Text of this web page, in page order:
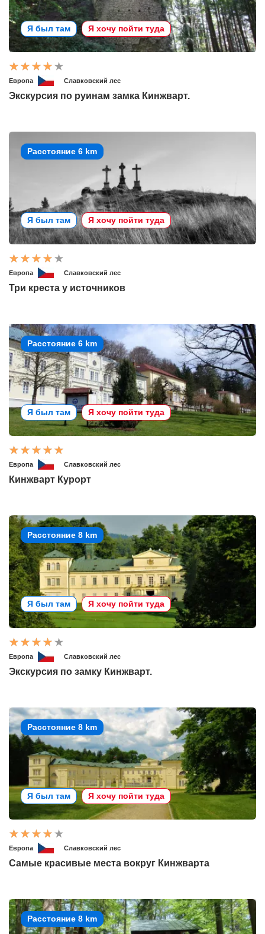
Я был там Я хочу пойти туда
Европа Славковский лес
Экскурсия по руинам замка Кинжварт.
Расстояние 6 km
Я был там Я хочу пойти туда
Европа Славковский лес
Три креста у источников
Расстояние 6 km
Я был там Я хочу пойти туда
Европа Славковский лес
Кинжварт Курорт
Расстояние 8 km
Я был там Я хочу пойти туда
Европа Славковский лес
Экскурсия по замку Кинжварт.
Расстояние 8 km
Я был там Я хочу пойти туда
Европа Славковский лес
Самые красивые места вокруг Кинжварта
Расстояние 8 km